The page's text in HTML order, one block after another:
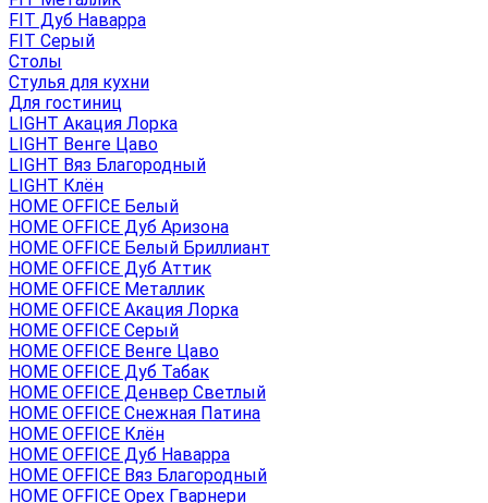
FIT Дуб Наварра
FIT Серый
Столы
Стулья для кухни
Для гостиниц
LIGHT Акация Лорка
LIGHT Венге Цаво
LIGHT Вяз Благородный
LIGHT Клён
HOME OFFICE Белый
HOME OFFICE Дуб Аризона
HOME OFFICE Белый Бриллиант
HOME OFFICE Дуб Аттик
HOME OFFICE Металлик
HOME OFFICE Акация Лорка
HOME OFFICE Серый
HOME OFFICE Венге Цаво
HOME OFFICE Дуб Табак
HOME OFFICE Денвер Светлый
HOME OFFICE Снежная Патина
HOME OFFICE Клён
HOME OFFICE Дуб Наварра
HOME OFFICE Вяз Благородный
HOME OFFICE Орех Гварнери